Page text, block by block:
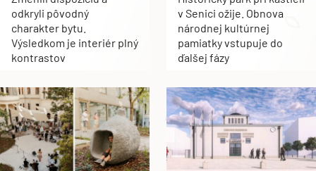
odkryli pôvodný
charakter bytu.
Výsledkom je interiér plný
kontrastov
v Senici ožije. Obnova
národnej kultúrnej
pamiatky vstupuje do
ďalšej fázy